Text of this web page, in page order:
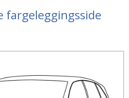
fargeleggingsside